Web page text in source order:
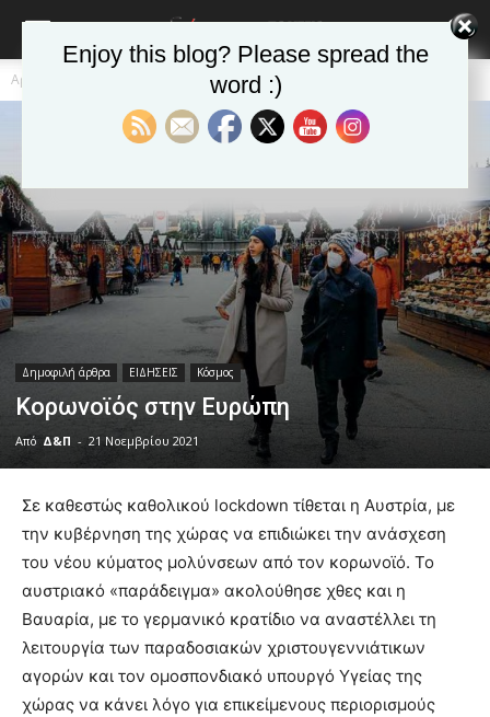
Αρχική
Δημοφιλή άρθρα ΕΙΔΗΣΕΙΣ Κόσμος
Κορωνοϊός στην Ευρώπη
Από Δ&Π - 21 Νοεμβρίου 2021
lesbians
very
cam
show.desi
xxx
brandi
teaches
you
Σε καθεστώς καθολικού lockdown τίθεται η Αυστρία, με
την κυβέρνηση της χώρας να επιδιώκει την ανάσχεση
του νέου κύματος μολύνσεων από τον κορωνοϊό. Το
αυστριακό «παράδειγμα» ακολούθησε χθες και η
Βαυαρία, με το γερμανικό κρατίδιο να αναστέλλει τη
λειτουργία των παραδοσιακών χριστουγεννιάτικων
αγορών και τον ομοσπονδιακό υπουργό Υγείας της
χώρας να κάνει λόγο για επικείμενους περιορισμούς
Enjoy this blog? Please spread the
word :)